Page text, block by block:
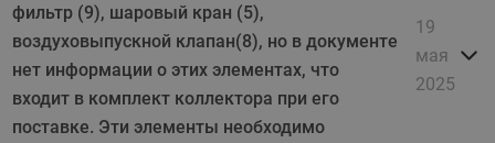
фильтр (9), шаровый кран (5),
воздуховыпускной клапан(8), но в документе
нет информации о этих элементах, что
входит в комплект коллектора при его
поставке. Эти элементы необходимо
19
мая
2025